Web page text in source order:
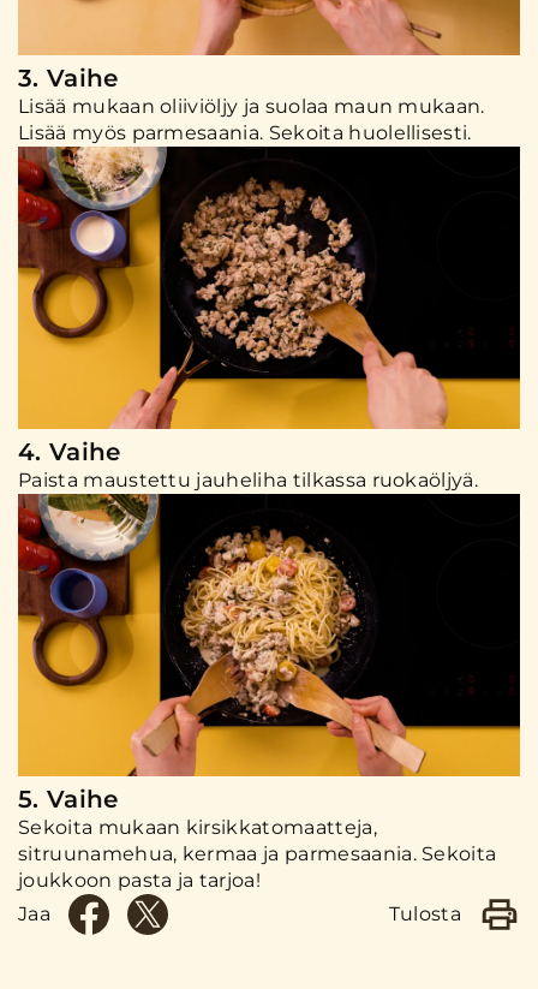
3. Vaihe
Lisää mukaan oliiviöljy ja suolaa maun mukaan.
Lisää myös parmesaania. Sekoita huolellisesti.
4. Vaihe
Paista maustettu jauheliha tilkassa ruokaöljyä.
5. Vaihe
Sekoita mukaan kirsikkatomaatteja,
sitruunamehua, kermaa ja parmesaania. Sekoita
joukkoon pasta ja tarjoa!
Jaa
Tulosta